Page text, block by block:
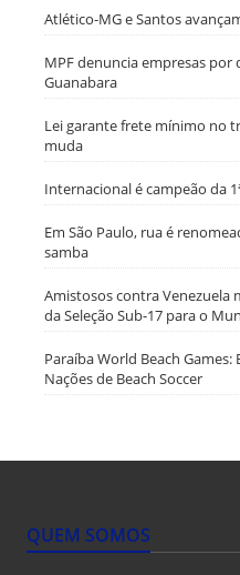
Atlético-MG e Santos
MPF denuncia empresas por
Guanabara
Lei garante frete mínimo no
muda
Internacional é campeão da
Em São Paulo, rua é
samba
Amistosos contra Venezuela
da Seleção Sub-17 para o
Paraíba World Beach
Nações de Beach Soccer
QUEM SOMOS